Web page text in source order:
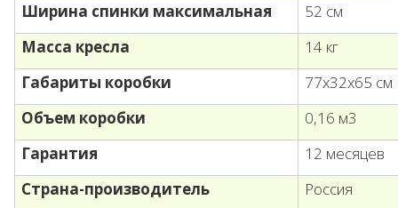
Ширина спинки максимальная
52 см
Масса кресла
14 кг
Габариты коробки
77х32х65 см
Объем коробки
0,16 м3
Гарантия
12 месяцев
Страна-производитель
Россия